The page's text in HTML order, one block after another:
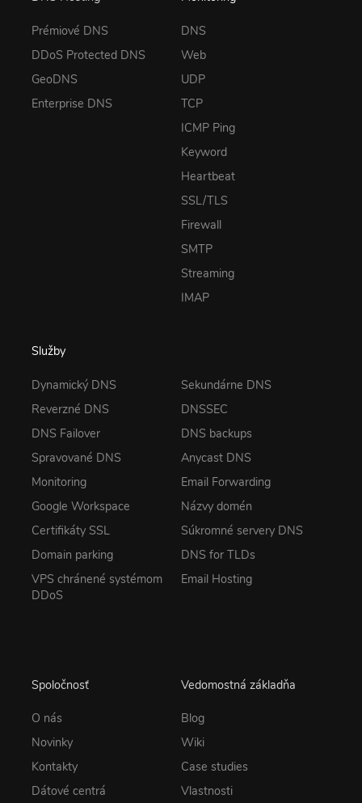
Prémiové DNS
DDoS Protected DNS
GeoDNS
Enterprise DNS
DNS
Web
UDP
TCP
ICMP Ping
Keyword
Heartbeat
SSL/TLS
Firewall
SMTP
Streaming
IMAP
Služby
Dynamický DNS
Reverzné DNS
DNS Failover
Spravované DNS
Monitoring
Google Workspace
Certifikáty SSL
Domain parking
VPS chránené systémom
DDoS
Sekundárne DNS
DNSSEC
DNS backups
Anycast DNS
Email Forwarding
Názvy domén
Súkromné servery DNS
DNS for TLDs
Email Hosting
Spoločnosť
O nás
Novinky
Kontakty
Dátové centrá
Vedomostná základňa
Blog
Wiki
Case studies
Vlastnosti